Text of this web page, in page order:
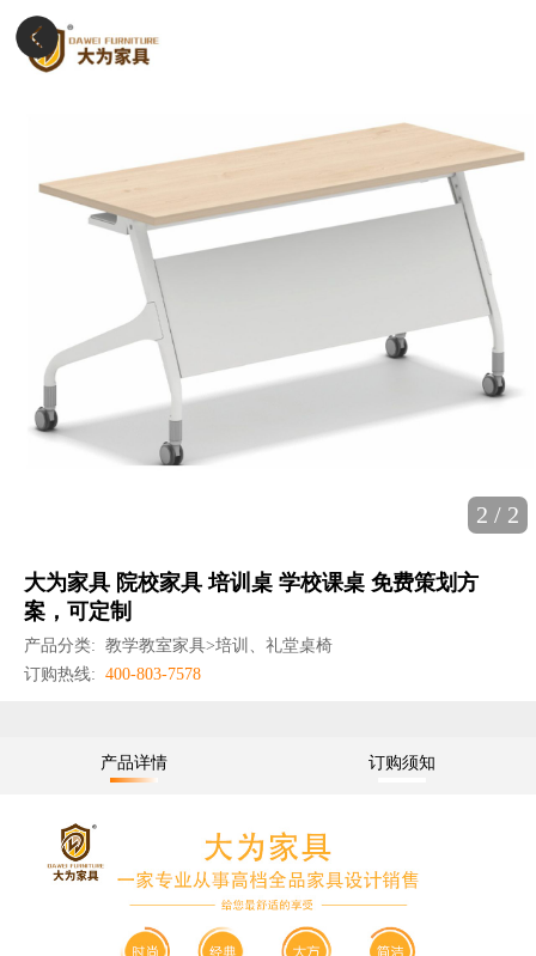
2 / 2
大为家具 院校家具 培训桌 学校课桌 免费策划方
案，可定制
产品分类: 教学教室家具>培训、礼堂桌椅
订购热线: 400-803-7578
产品详情 订购须知